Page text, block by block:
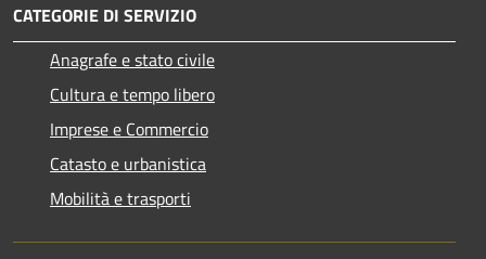
CATEGORIE DI SERVIZIO
Anagrafe e stato civile
Cultura e tempo libero
Imprese e Commercio
Catasto e urbanistica
Mobilità e trasporti